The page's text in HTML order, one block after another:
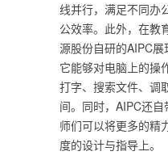
线并行，满足不同办
公效率。此外，在教
源股份自研的AIPC展
它能够对电脑上的操
打字、搜索文件、调
间。同时，AIPC还
师们可以将更多的精
度的设计与指导上。